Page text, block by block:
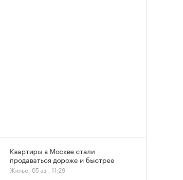
Квартиры в Москве стали
продаваться дороже и быстрее
Жилье, 05 авг, 11:29